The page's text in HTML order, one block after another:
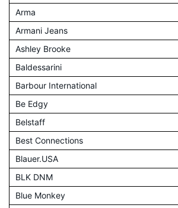
Arma
Armani Jeans
Ashley Brooke
Baldessarini
Barbour International
Be Edgy
Belstaff
Best Connections
Blauer.USA
BLK DNM
Blue Monkey